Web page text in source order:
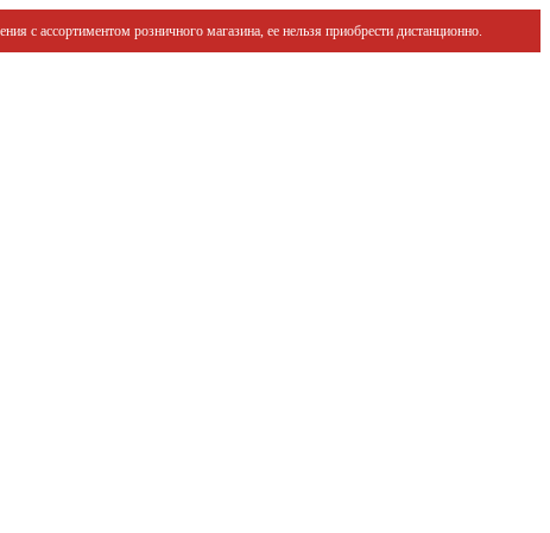
с ассортиментом розничного магазина, ее нельзя приобрести дистанционно.